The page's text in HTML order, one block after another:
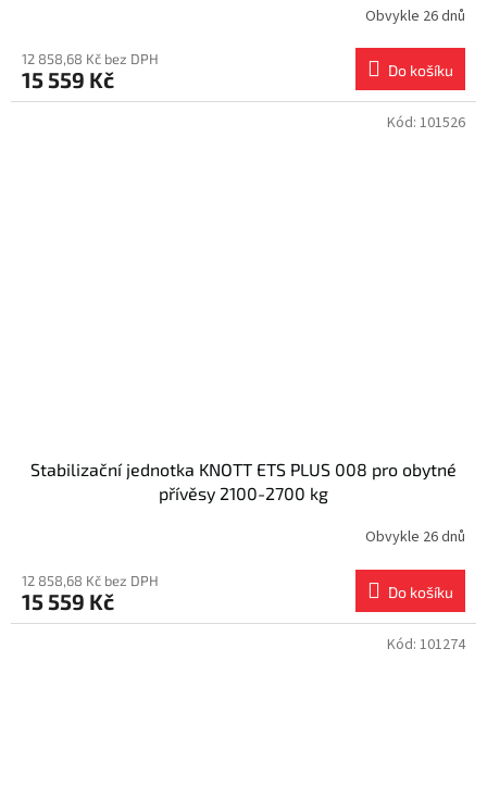
Obvykle 26 dnů
12 858,68 Kč bez DPH
15 559 Kč Do košíku
Stabilizační jednotka KNOTT ETS PLUS 008 pro obytné
přívěsy 2100-2700 kg
Obvykle 26 dnů
12 858,68 Kč bez DPH
15 559 Kč Do košíku
Kód: 101526
Kód: 101274